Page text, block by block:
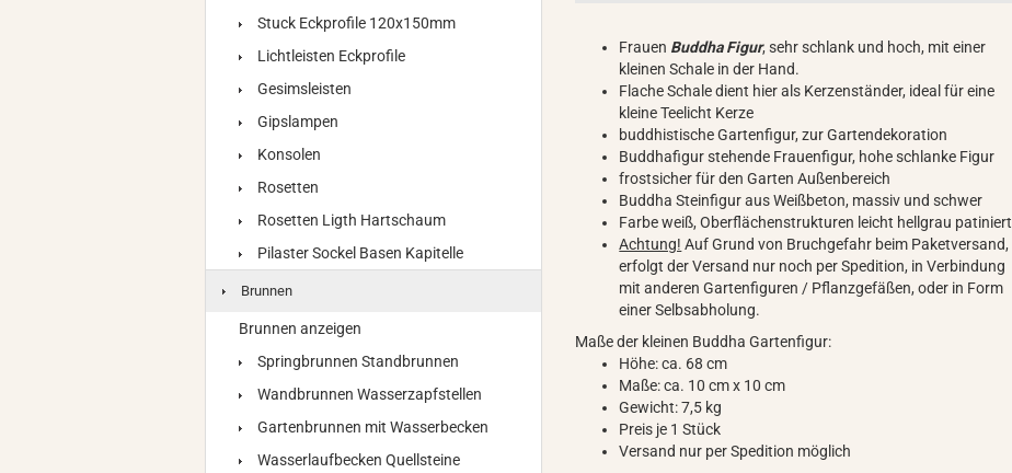
Frauen Buddha Figur, sehr schlank und hoch, mit einer
kleinen Schale in der Hand.
Flache Schale dient hier als Kerzenständer, ideal für eine
kleine Teelicht Kerze
buddhistische Gartenfigur, zur Gartendekoration
Buddhafigur stehende Frauenfigur, hohe schlanke Figur
frostsicher für den Garten Außenbereich
Buddha Steinfigur aus Weißbeton, massiv und schwer
Farbe weiß, Oberflächenstrukturen leicht hellgrau patiniert
Achtung! Auf Grund von Bruchgefahr beim Paketversand,
erfolgt der Versand nur noch per Spedition, in Verbindung
mit anderen Gartenfiguren / Pflanzgefäßen, oder in Form
einer Selbsabholung.
Maße der kleinen Buddha Gartenfigur:
Höhe: ca. 68 cm
Maße: ca. 10 cm x 10 cm
Gewicht: 7,5 kg
Preis je 1 Stück
Versand nur per Spedition möglich
Stuck Eckprofile 120x150mm
Lichtleisten Eckprofile
Gesimsleisten
Gipslampen
Konsolen
Rosetten
Rosetten Ligth Hartschaum
Pilaster Sockel Basen Kapitelle
Brunnen
Brunnen anzeigen
Springbrunnen Standbrunnen
Wandbrunnen Wasserzapfstellen
Gartenbrunnen mit Wasserbecken
Wasserlaufbecken Quellsteine